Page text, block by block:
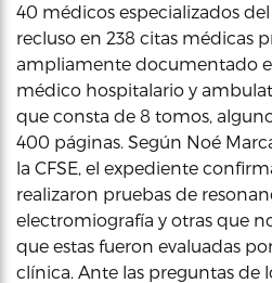
40 médicos especializados
recluso en 238 citas médicas
ampliamente documentado
médico hospitalario y
que consta de 8 tomos,
400 páginas. Según Noé
la CFSE, el expediente
realizaron pruebas de
electromiografía y otras que
que estas fueron evaluadas
clínica. Ante las preguntas de